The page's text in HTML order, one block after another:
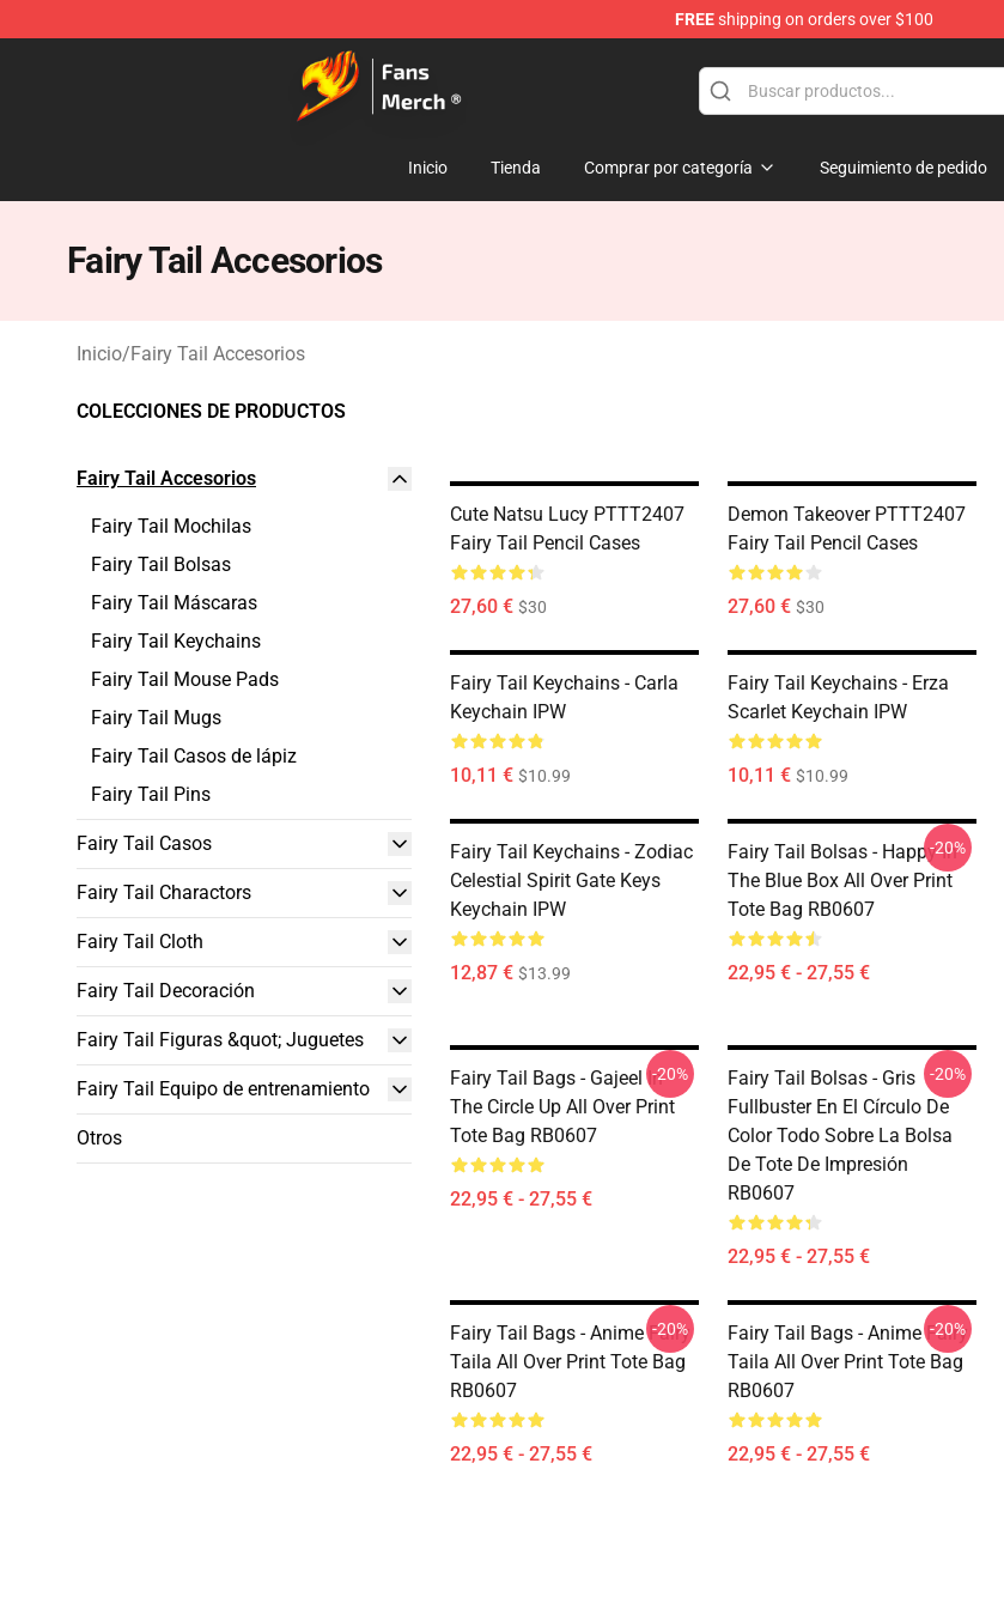
FREEshipping on orders over $100
Fairy Tail Store - Official Fairy Tail Merchandise Shop
Inicio Tienda Comprar por categoría Seguimiento de pedido
Fairy Tail Accesorios
Inicio/Fairy Tail Accesorios
COLECCIONES DE PRODUCTOS
Fairy Tail Accesorios
Fairy Tail Mochilas
Fairy Tail Bolsas
Fairy Tail Máscaras
Fairy Tail Keychains
Fairy Tail Mouse Pads
Fairy Tail Mugs
Fairy Tail Casos de lápiz
Fairy Tail Pins
Fairy Tail Casos
Fairy Tail Charactors
Fairy Tail Cloth
Fairy Tail Decoración
Fairy Tail Figuras &quot; Juguetes
Fairy Tail Equipo de entrenamiento
Otros
Cute Natsu Lucy PTTT2407
Fairy Tail Pencil Cases
27,60 € $30
Demon Takeover PTTT2407
Fairy Tail Pencil Cases
27,60 € $30
Fairy Tail Keychains - Carla
Keychain IPW
10,11 € $10.99
Fairy Tail Keychains - Erza
Scarlet Keychain IPW
10,11 € $10.99
Fairy Tail Keychains - Zodiac
Celestial Spirit Gate Keys
Keychain IPW
12,87 € $13.99
Fairy Tail Bolsas - Happy In
The Blue Box All Over Print
Tote Bag RB0607
22,95 € - 27,55 €
-20%
Fairy Tail Bags - Gajeel In
The Circle Up All Over Print
Tote Bag RB0607
22,95 € - 27,55 €
-20%
Fairy Tail Bolsas - Gris
Fullbuster En El Círculo De
Color Todo Sobre La Bolsa
De Tote De Impresión
RB0607
22,95 € - 27,55 €
-20%
Fairy Tail Bags - Anime Fairy
Taila All Over Print Tote Bag
RB0607
22,95 € - 27,55 €
-20%
Fairy Tail Bags - Anime Fairy
Taila All Over Print Tote Bag
RB0607
22,95 € - 27,55 €
-20%